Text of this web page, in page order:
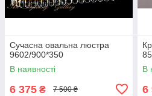
Сучасна овальна люстра
9602/900*350
В наявності
6 375 ₴ 7 500 ₴
В
6